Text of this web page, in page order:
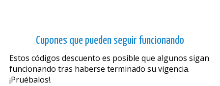
Cupones que pueden seguir funcionando
Estos códigos descuento es posible que algunos sigan
funcionando tras haberse terminado su vigencia.
¡Pruébalos!.